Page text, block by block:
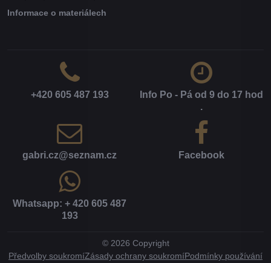
Informace o materiálech
+420 605 487 193
Info Po - Pá od 9 do 17 hod​
.
gabri​.cz​@seznam​.cz Facebook
Whatsapp: + 420 605 487
193
© 2026 Copyright
Předvolby soukromíZásady ochrany soukromíPodmínky používání